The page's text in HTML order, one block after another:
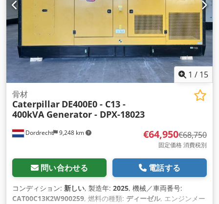
1 / 15
Dordrecht 9,248 km
骨材
Caterpillar DE400E0 - C13 -
400kVA Generator - DPX-18023
€64,950€68,750
固定価格 消費税別
問い合わせる 電話する
コンディション: 新しい, 製造年: 2025, 機械／車両番号:
CAT00C13K2W900259, 燃料の種類: ディーゼル, エンジンメー